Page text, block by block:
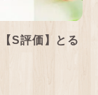
S評価】とる